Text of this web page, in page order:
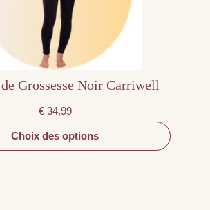
Grossesse Noir Carriwell
€ 34,99
Choix des options
sur
la
page
du
produit